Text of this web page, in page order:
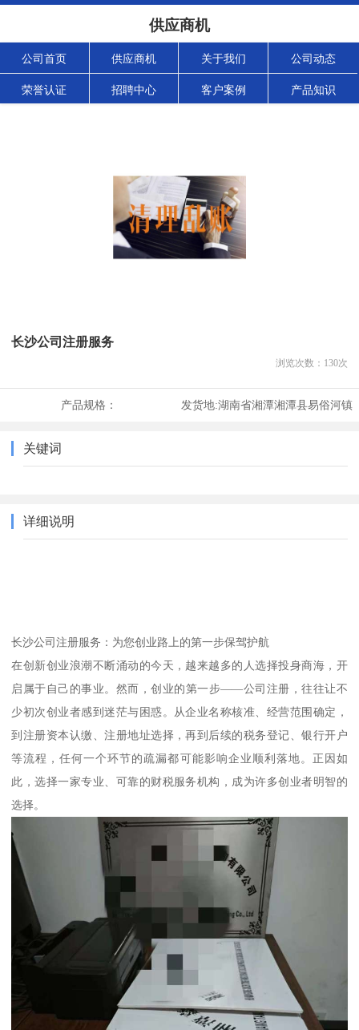
供应商机
公司首页 供应商机 关于我们 公司动态
荣誉认证 招聘中心 客户案例 产品知识
长沙公司注册服务
浏览次数： 130次
产品规格： 发货地:湖南省湘潭湘潭县易俗河镇
关键词
详细说明
长沙公司注册服务：为您创业路上的第一步保驾护航
在创新创业浪潮不断涌动的今天，越来越多的人选择投身商海，开
启属于自己的事业。然而，创业的第一步——公司注册，往往让不
少初次创业者感到迷茫与困惑。从企业名称核准、经营范围确定，
到注册资本认缴、注册地址选择，再到后续的税务登记、银行开户
等流程，任何一个环节的疏漏都可能影响企业顺利落地。正因如
此，选择一家专业、可靠的财税服务机构，成为许多创业者明智的
选择。